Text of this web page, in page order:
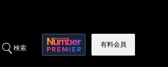
検索 有料会員